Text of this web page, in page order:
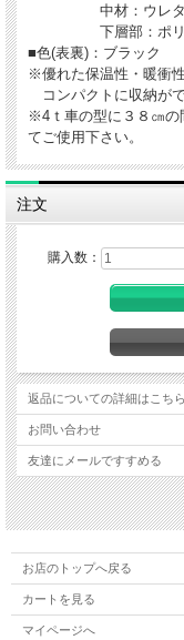
中材：ウレタン
下層部：ポリエ
■色(表裏)：ブラック
※優れた保温性・暖衝
コンパクトに収納が
※4ｔ車の型に３８㎝の
てご使用下さい。
注文
購入数：
返品についての詳細はこちら
お問い合わせ
友達にメールですすめる
お店のトップへ戻る
カートを見る
マイページへ